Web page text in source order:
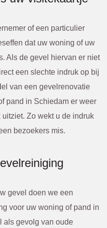
of een particulier
dat uw woning of uw
Als de gevel hiervan er niet
een slechte indruk op bij
van een gevelrenovatie
pand in Schiedam er weer
Zo wekt u de indruk
bezoekers mis.
gevel doen we een
voor uw woning of pand in
als gevolg van oude